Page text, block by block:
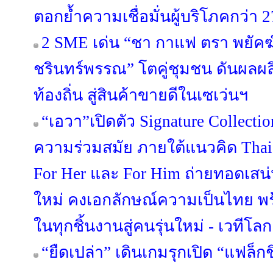
ตอกย้ำความเชื่อมั่นผู้บริโภคกว่า
2 SME เด่น “ชา กาแฟ ตรา พยั
ชรินทร์พรรณ” โตคู่ชุมชน ดันผลผ
ท้องถิ่น สู่สินค้าขายดีในเซเว่นฯ
“เอวา”เปิดตัว Signature
ความร่วมสมัย ภายใต้แนวคิด Thai
For Her และ For Him ถ่ายทอดเ
ใหม่ คงเอกลักษณ์ความเป็นไทย
ในทุกชิ้นงานสู่คนรุ่นใหม่ - เวทีโลก
“ยืดเปล่า” เดินเกมรุกเปิด “แฟ